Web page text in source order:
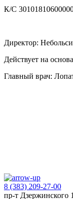
К/С
Директор:
Действует на
Главный врач:
8 (383) 209-27-00
пр-т Дзержинского